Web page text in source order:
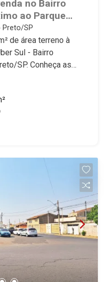
no Bairro
ao Parque
SP.
Preto/SP
de área terreno à
Sul - Bairro
as
de